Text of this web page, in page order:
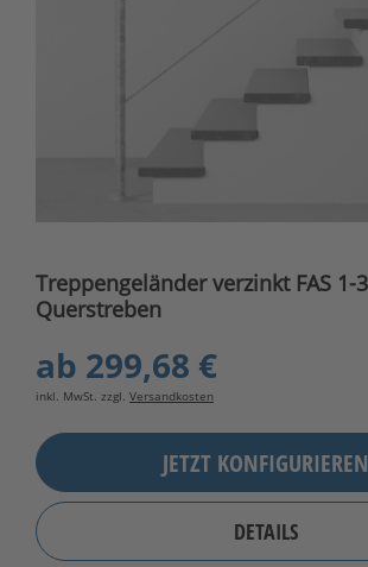
Treppengeländer verzinkt FAS 1-3
Querstreben
ab 299,68 €
inkl. MwSt. zzgl. Versandkosten
JETZT KONFIGURIEREN
DETAILS